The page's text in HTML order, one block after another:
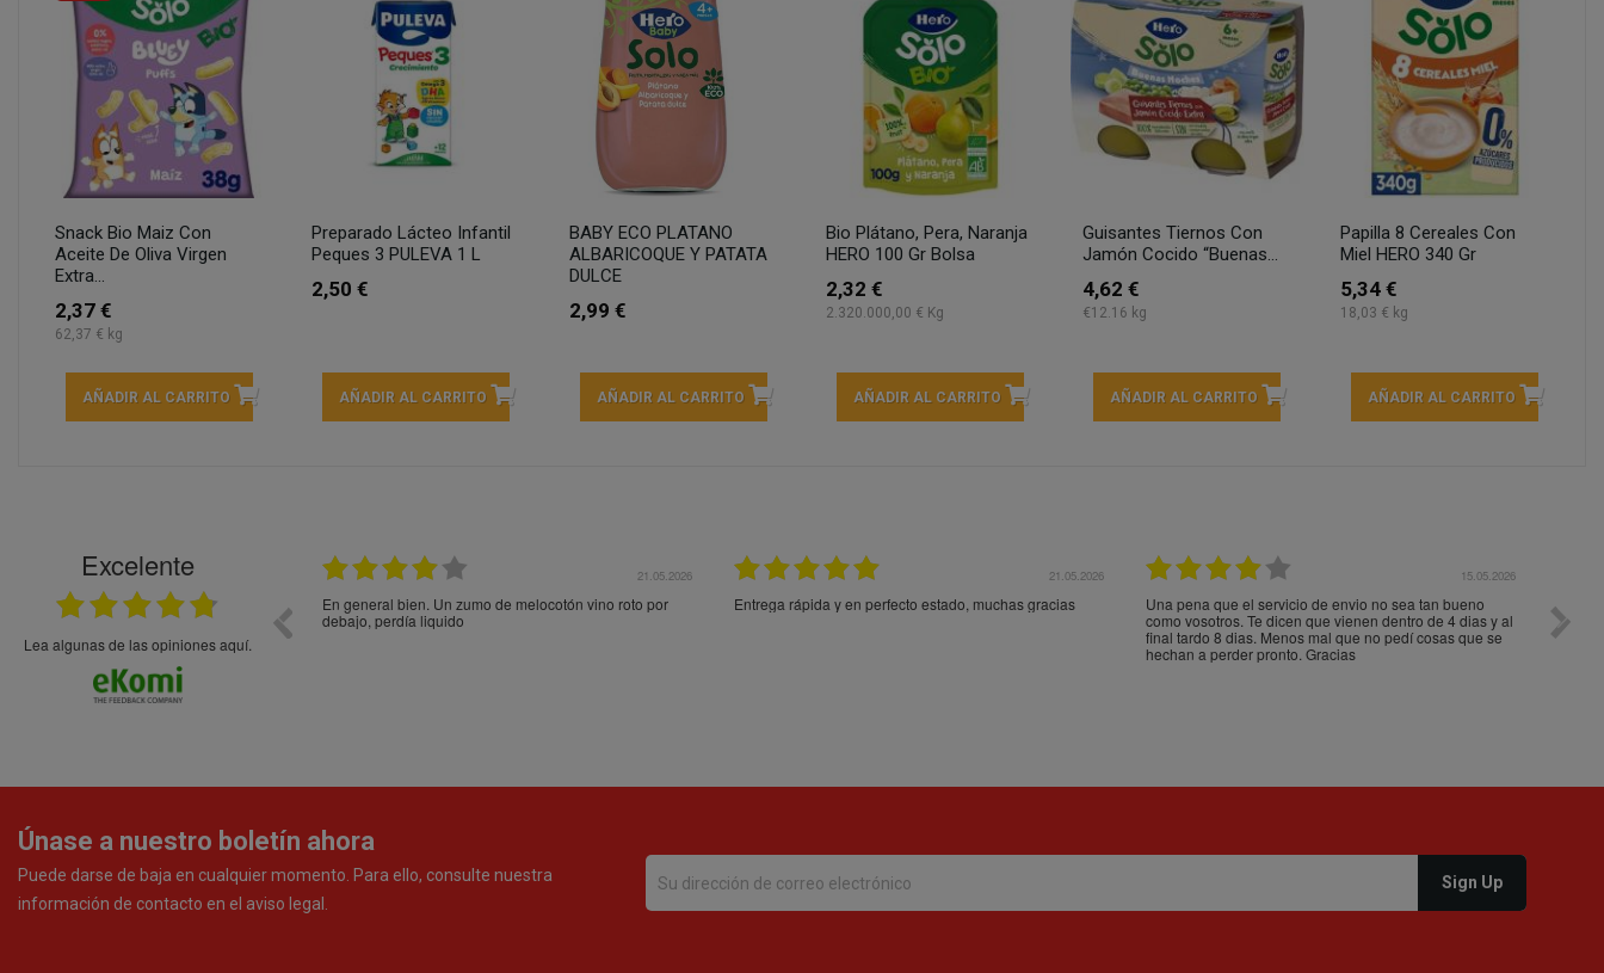
Snack Bio Maiz Con
Aceite De Oliva Virgen
Extra...
2,37 €
62,37 € kg
AÑADIR AL CARRITO
Preparado Lácteo Infantil
Peques 3 PULEVA 1 L
2,50 €
AÑADIR AL CARRITO
BABY ECO PLATANO
ALBARICOQUE Y PATATA
DULCE
2,99 €
AÑADIR AL CARRITO
Bio Plátano, Pera, Naranja
HERO 100 Gr Bolsa
2,32 €
2.320.000,00 € Kg
AÑADIR AL CARRITO
Guisantes Tiernos Con
Jamón Cocido “Buenas...
4,62 €
€12.16 kg
AÑADIR AL CARRITO
Papilla 8 Cereales Con
Miel HERO 340 Gr
5,34 €
18,03 € kg
AÑADIR AL CARRITO
Excelente
Lea algunas de las opiniones aquí.
21.05.2026
En general bien. Un zumo de melocotón vino roto por
debajo, perdía liquido
21.05.2026
Entrega rápida y en perfecto estado, muchas gracias
15.05.2026
Una pena que el servicio de envio no sea tan bueno
como vosotros. Te dicen que vienen dentro de 4 dias y al
final tardo 8 dias. Menos mal que no pedí cosas que se
hechan a perder pronto. Gracias
Únase a nuestro boletín ahora
Puede darse de baja en cualquier momento. Para ello, consulte nuestra
información de contacto en el aviso legal.